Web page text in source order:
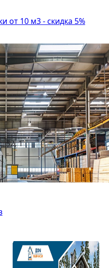
от 10 м3 - скидка 5%
52, 1